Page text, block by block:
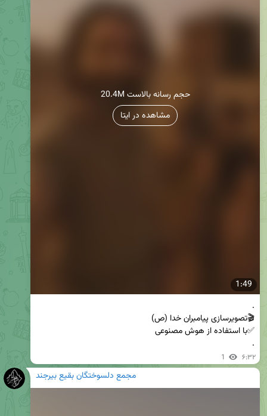
1:49
20.4M حجم رسانه بالاست
مشاهده در ایتا
.
1 ۶:۳۲
مجمع دلسوختگان بقیع بیرجند